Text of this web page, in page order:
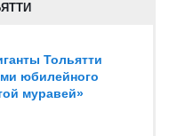
Тольятти
юбилейного
муравей»